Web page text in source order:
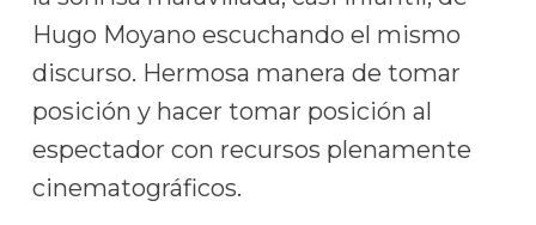
Hugo Moyano escuchando el mismo
discurso. Hermosa manera de tomar
posición y hacer tomar posición al
espectador con recursos plenamente
cinematográficos.